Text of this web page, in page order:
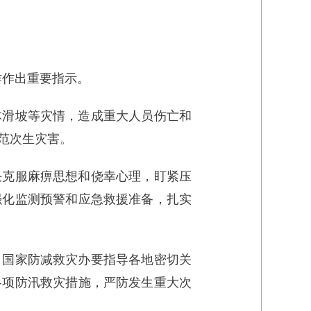
出重要指示。
坡等灾情，造成重大人员伤亡和
生灾害。
服麻痹思想和侥幸心理，盯紧压
监测预警和应急救援准备，扎实
家防减救灾办要指导各地密切关
防汛救灾措施，严防发生重大次